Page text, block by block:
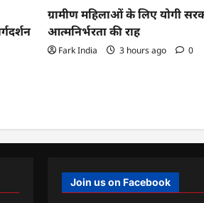
ग्रामीण महिलाओं के लिए योगी
आत्मनिर्भरता की राह
Fark India 3 hours ago 0
Join us on Facebook